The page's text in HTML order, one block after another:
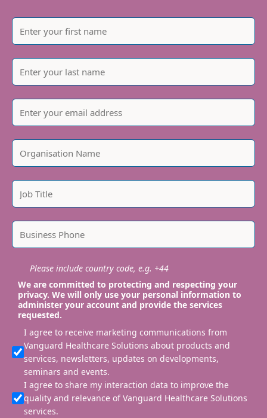
Please include country code, e.g. +44
We are committed to protecting and respecting your
privacy. We will only use your personal information to
administer your account and provide the services
requested.
I agree to receive marketing communications from
Vanguard Healthcare Solutions about products and
services, newsletters, updates on developments,
seminars and events.
I agree to share my interaction data to improve the
quality and relevance of Vanguard Healthcare Solutions
services.